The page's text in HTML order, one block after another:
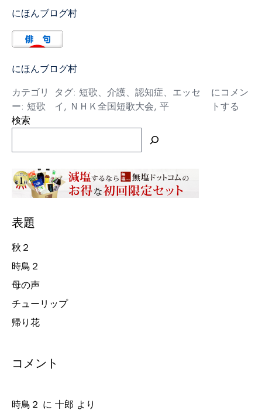
にほんブログ村
にほんブログ村
カテゴリ
ー: 短歌
タグ:短歌、介護、認知症、エッセ
イ, ＮＨＫ全国短歌大会,平
平
にコメン
トする
検索
表題
秋２
時鳥２
母の声
チューリップ
帰り花
コメント
時鳥２ に 十郎 より